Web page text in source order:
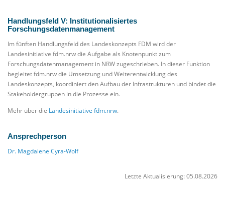
Handlungsfeld V: Institutionalisiertes
Forschungsdatenmanagement
Im fünften Handlungsfeld des Landeskonzepts FDM wird der
Landesinitiative fdm.nrw die Aufgabe als Knotenpunkt zum
Forschungsdatenmanagement in NRW zugeschrieben. In dieser Funktion
begleitet fdm.nrw die Umsetzung und Weiterentwicklung des
Landeskonzepts, koordiniert den Aufbau der Infrastrukturen und bindet die
Stakeholdergruppen in die Prozesse ein.
Mehr über die Landesinitiative fdm.nrw.
Ansprechperson
Dr. Magdalene Cyra-Wolf
Letzte Aktualisierung: 05.08.2026